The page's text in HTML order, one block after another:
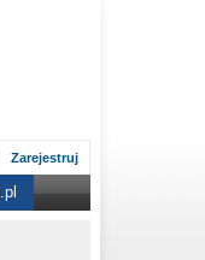
Zarejestruj